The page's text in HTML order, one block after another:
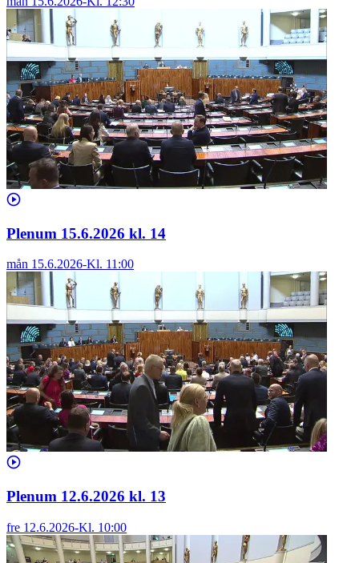
Plenum 15.6.2026 kl. 14
mån 15.6.2026-Kl. 11:00
Plenum 12.6.2026 kl. 13
fre 12.6.2026-Kl. 10:00